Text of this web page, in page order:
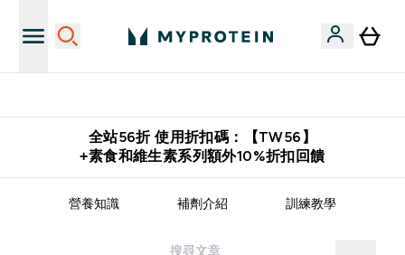
全站56折 使用折扣碼：【TW56】
+素食和維生素系列額外10%折扣回饋
營養知識 補劑介紹 訓練教學